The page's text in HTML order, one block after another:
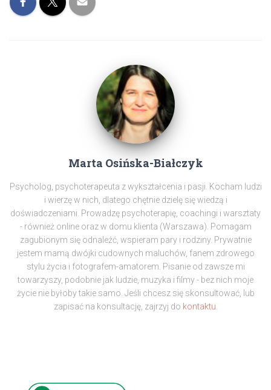
Marta Osińska-Białczyk
Psycholog, psychoterapeuta z wykształcenia i pasji. Kocham ludzi
i wierzę w nich, dlatego chętnie dzielę się wiedzą i
doświadczeniami. Prowadzę psychoterapię, coachingi i warsztaty
- również online oraz w domu klienta (Warszawa). Pomagam
zagubionym się odnaleźć, wspieram pary i rodziny. Prywatnie
jestem mamą dwójki cudownych maluchów, fanem zdrowego
stylu życia i fotografem-amatorem. Pisanie od zawsze mi
towarzyszy, podobnie jak ludzie, muzyka i filmy - bez nich moje
życie nie byłoby takie samo. Jeśli chcesz się skonsultować, lub
zapisać na konsultację, zajrzyj do kontaktu.